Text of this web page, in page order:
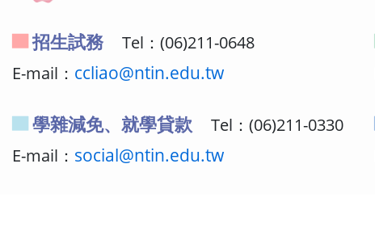
招生試務
Tel：(06)211-0648
E-mail： ccliao@ntin.edu.tw
學雜減免、就學貸款
Tel：(06)211-0330
E-mail： social@ntin.edu.tw